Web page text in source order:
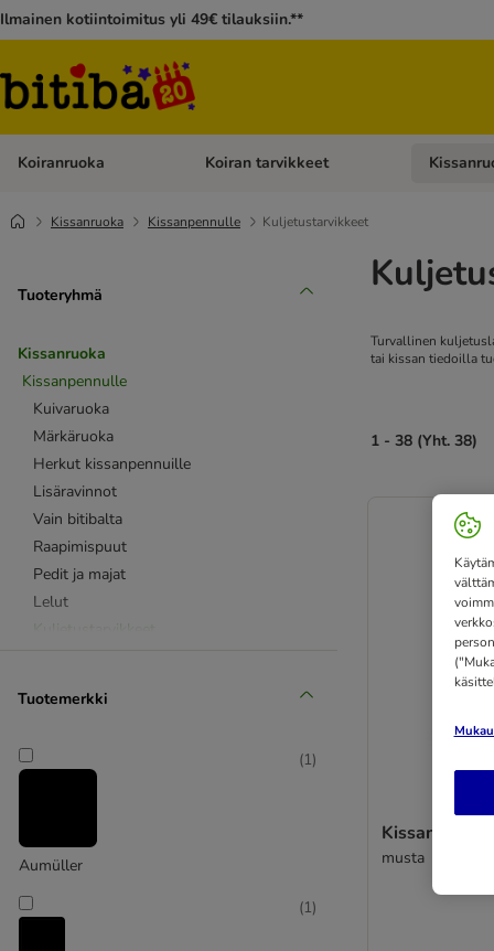
Ilmainen kotiintoimitus yli 49€ tilauksiin.**
Koiranruoka Avaa kategoriavalikko: Koiranruoka
Koiran tarvikkeet Avaa
Kissanruoka Kissanpennulle Kuljetustarvikkeet
Tuoteryhmä
Kissanruoka
Kissanpennulle
Kuivaruoka
Märkäruoka
Herkut kissanpennuille
Lisäravinnot
Vain bitibalta
Raapimispuut
Pedit ja majat
Lelut
Kuljetustarvikkeet
Tuotemerkki
Aumüller
(1)
(1)
Turvallinen
tai kissan tiedoilla
1 - 38 (Yht. 38)
musta